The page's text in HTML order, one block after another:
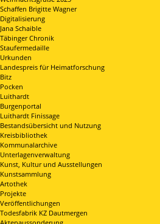
Schaffen Brigitte Wagner
Digitalisierung
Jana Schaible
Täbinger Chronik
Staufermedaille
Urkunden
Landespreis für Heimatforschung
Bitz
Pocken
Luithardt
Burgenportal
Luithardt Finissage
Bestandsübersicht und Nutzung
Kreisbibliothek
Kommunalarchive
Unterlagenverwaltung
Kunst, Kultur und Ausstellungen
Kunstsammlung
Artothek
Projekte
Veröffentlichungen
Todesfabrik KZ Dautmergen